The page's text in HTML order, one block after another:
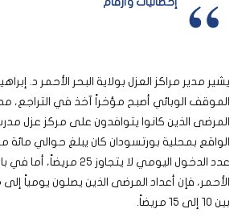
يشير مدير مراكز العزل بولاية البحر الأحمر د.
الموقف الوبائي أصبح مؤخراً آخذ في التراجع،
المرضى الذين كانوا يتوافدون على مركز عزل
الواقع بمحلية بورتسودان كان يبلغ حوالي مائة
عدد الدخول اليومي لا يتجاوز
الأحمر، فإن أعداد المرضى الذين يصلون يومياً إلى
بين ١٠ إلى ١٥ مريضاً.